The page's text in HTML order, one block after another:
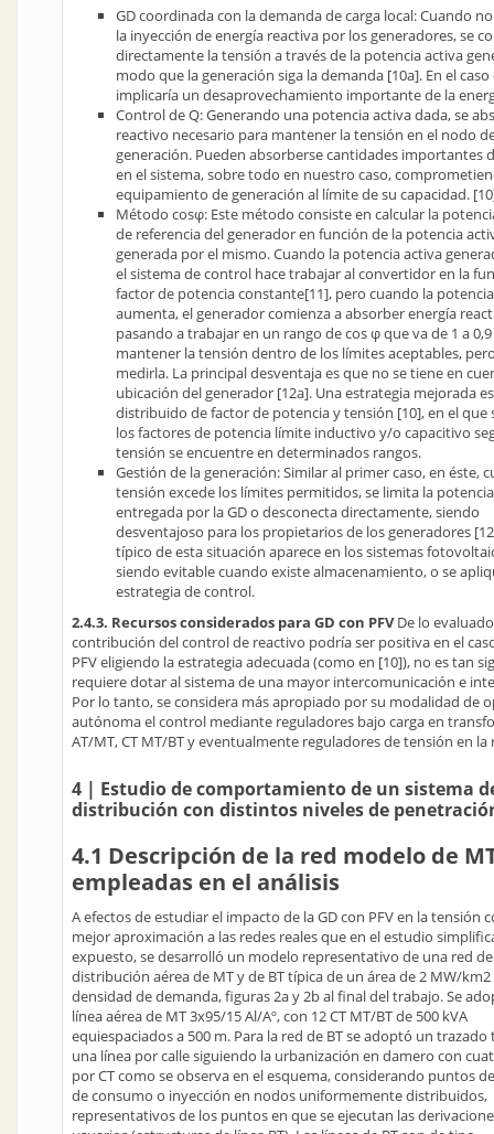
GD coordinada con la demanda de carga local: Cuando
la inyección de energía reactiva por los generadores, se
directamente la tensión a través de la potencia activa
modo que la generación siga la demanda [10a]. En el caso
implicaría un desaprovechamiento importante de la
Control de Q: Generando una potencia activa dada, se
reactivo necesario para mantener la tensión en el nodo
generación. Pueden absorberse cantidades importantes
en el sistema, sobre todo en nuestro caso,
equipamiento de generación al límite de su capacidad.
Método cosφ: Este método consiste en calcular la
de referencia del generador en función de la potencia
generada por el mismo. Cuando la potencia activa
el sistema de control hace trabajar al convertidor en la
factor de potencia constante[11], pero cuando la
aumenta, el generador comienza a absorber energía
pasando a trabajar en un rango de cos φ que va de 1 a
mantener la tensión dentro de los límites aceptables,
medirla. La principal desventaja es que no se tiene en
ubicación del generador [12a]. Una estrategia mejorada
distribuido de factor de potencia y tensión [10], en el que
los factores de potencia límite inductivo y/o capacitivo
tensión se encuentre en determinados rangos.
Gestión de la generación: Similar al primer caso, en éste,
tensión excede los límites permitidos, se limita la
entregada por la GD o desconecta directamente, siendo
desventajoso para los propietarios de los generadores
típico de esta situación aparece en los sistemas
siendo evitable cuando existe almacenamiento, o se
estrategia de control.
2.4.3. Recursos considerados para GD con PFVDe lo
contribución del control de reactivo podría ser positiva en el
PFV eligiendo la estrategia adecuada (como en [10]), no es tan
requiere dotar al sistema de una mayor intercomunicación e
Por lo tanto, se considera más apropiado por su modalidad de
autónoma el control mediante reguladores bajo carga en
AT/MT, CT MT/BT y eventualmente reguladores de tensión en la
4 | Estudio de comportamiento de un sistema
distribución con distintos niveles de
4.1 Descripción de la red modelo de
empleadas en el análisis
A efectos de estudiar el impacto de la GD con PFV en la tensión
mejor aproximación a las redes reales que en el estudio
expuesto, se desarrolló un modelo representativo de una red de
distribución aérea de MT y de BT típica de un área de 2 MW/km2
densidad de demanda, figuras 2a y 2b al final del trabajo. Se
línea aérea de MT 3x95/15 Al/Aº, con 12 CT MT/BT de 500 kVA
equiespaciados a 500 m. Para la red de BT se adoptó un trazado
una línea por calle siguiendo la urbanización en damero con
por CT como se observa en el esquema, considerando puntos
de consumo o inyección en nodos uniformemente distribuidos,
representativos de los puntos en que se ejecutan las